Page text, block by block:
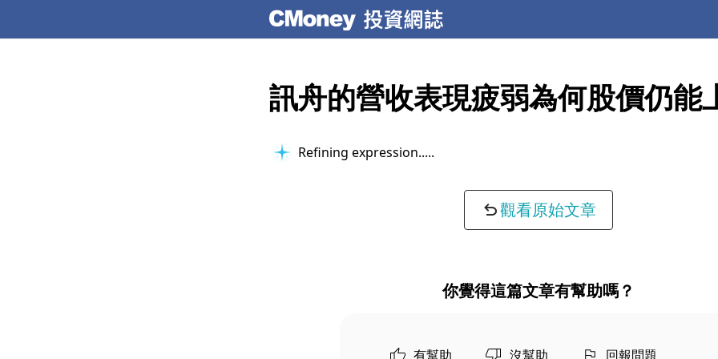
訊舟的營收表現疲弱為何股價仍能
Refining expression...
觀看原始文章
你覺得這篇文章有幫助嗎？
有幫助 沒幫助 回報問題